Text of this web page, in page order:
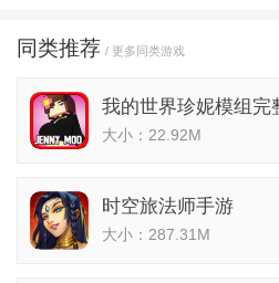
同类推荐 / 更多同类游戏
我的世界珍妮模组完
大小：22.92M
时空旅法师手游
大小：287.31M